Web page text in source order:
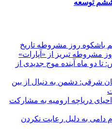
ششم توسعه
باشکوه روز مشروطه تاریخ
مشروطه تبریز از «آپارات»
دو ماه آینده موج جدیدی از
شرقی: دشمن به دنبال از بین
احیای دریاچه ارومیه به مشارکت
خام دامی به دلیل رعایت نکردن